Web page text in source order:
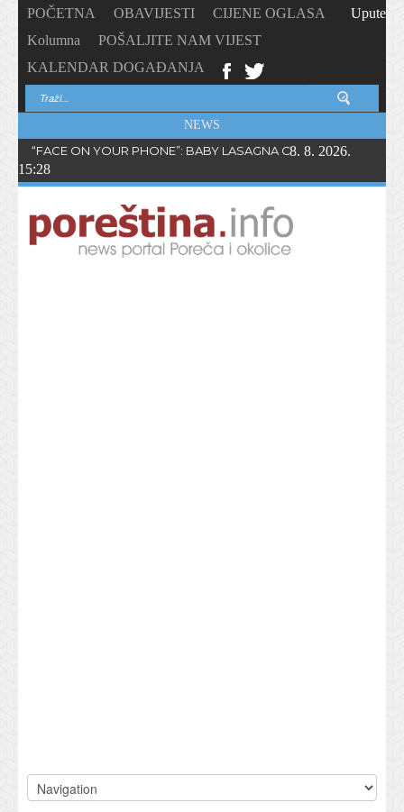
POČETNA OBAVIJESTI
CIJENE OGLASA
Kolumna
POŠALJITE NAM VIJEST
KALENDAR DOGAĐANJA
Upute
NEWS
“FACE ON YOUR PHONE”: BABY LASAGNA OBJAVIO NOVI
8. 8. 2026.
15:28